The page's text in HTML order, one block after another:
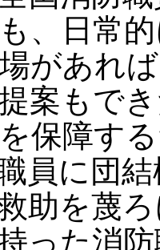
、日常
があれ
案もで
保障す
員に団
助を蔑
った消